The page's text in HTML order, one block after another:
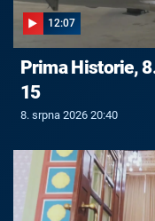
12:07
Prima Historie,
15
8. srpna 2026 20:40